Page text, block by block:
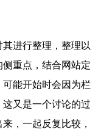
进行整理，整理以
重点，结合网站定
能开始时会因为栏
又是一个讨论的过
，一起反复比较，